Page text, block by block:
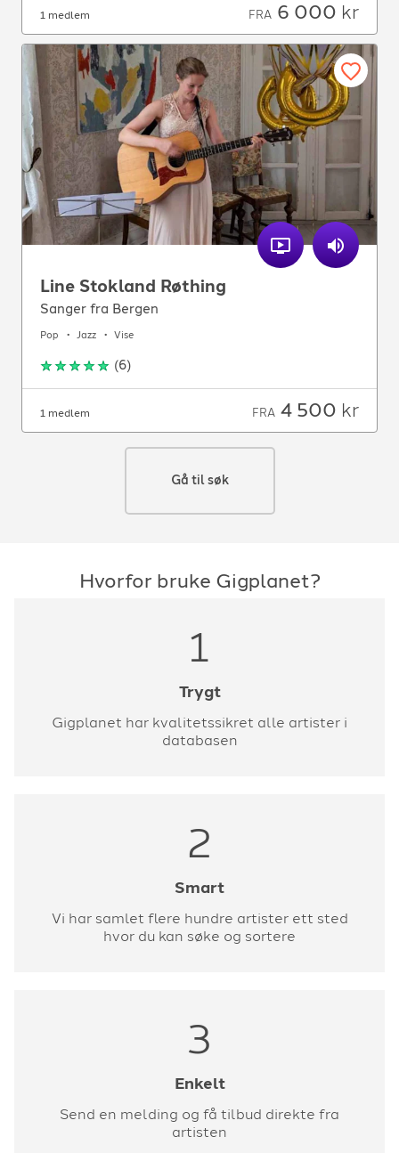
1 medlem FRA 6 000 kr
Line Stokland Røthing
Sanger fra Bergen
Pop Jazz Vise
(6)
1 medlem FRA 4 500 kr
Gå til søk
Hvorfor bruke Gigplanet?
1
Trygt
Gigplanet har kvalitetssikret alle artister i
databasen
2
Smart
Vi har samlet flere hundre artister ett sted
hvor du kan søke og sortere
3
Enkelt
Send en melding og få tilbud direkte fra
artisten